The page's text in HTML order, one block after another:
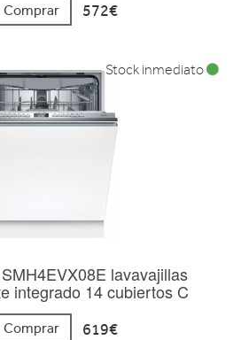
Comprar 572€
lavavajillas
integrado 14 cubiertos C
Comprar 619€
Stock inmediato